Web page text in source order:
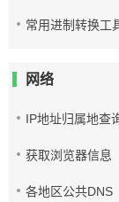
常用进制转换工
网络
IP地址归属地查
获取浏览器信息
各地区公共DNS